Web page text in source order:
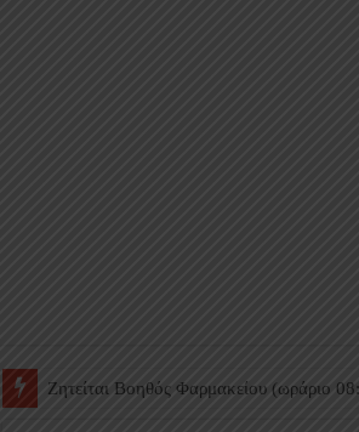
Ζητείται Βοηθός Θαλάμου